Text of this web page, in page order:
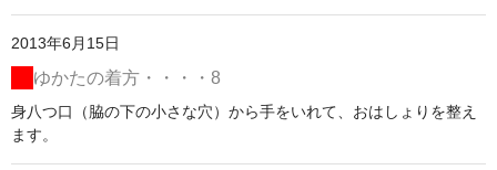
2013年6月15日
ゆかたの着方・・・・8
身八つ口（脇の下の小さな穴）から手をいれて、おはしょりを整え
ます。